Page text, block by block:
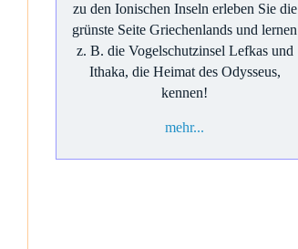
zu den Ionischen Inseln erleben Sie die
grünste Seite Griechenlands und lernen
z. B. die Vogelschutzinsel Lefkas und
Ithaka, die Heimat des Odysseus,
kennen!
mehr...